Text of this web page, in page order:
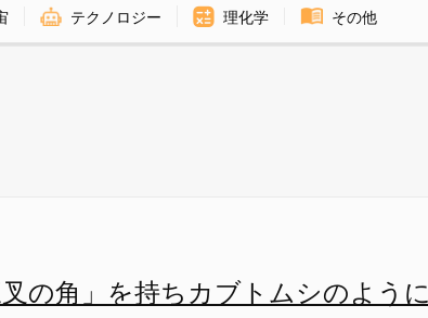
テクノロジー 理化学 その他
の角」を持ちカブトムシのよう